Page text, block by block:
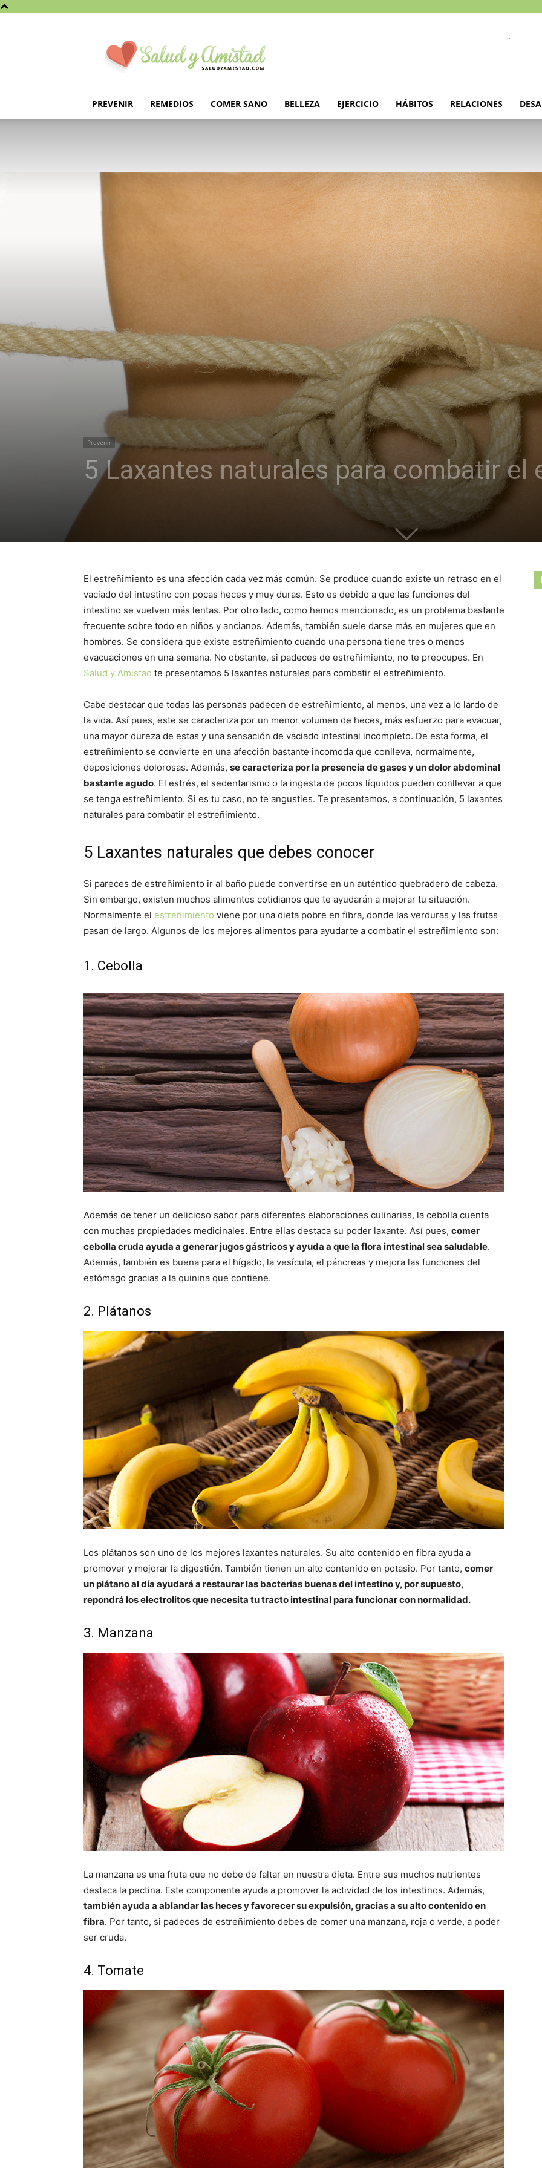
.
PREVENIR REMEDIOS COMER SANO BELLEZA EJERCICIO HÁBITOS RELACIONES
Prevenir
5 Laxantes naturales para combatir
El estreñimiento es una afección cada vez más común. Se produce cuando existe un retraso en el
vaciado del intestino con pocas heces y muy duras. Esto es debido a que las funciones del
intestino se vuelven más lentas. Por otro lado, como hemos mencionado, es un problema bastante
frecuente sobre todo en niños y ancianos. Además, también suele darse más en mujeres que en
hombres. Se considera que existe estreñimiento cuando una persona tiene tres o menos
evacuaciones en una semana. No obstante, si padeces de estreñimiento, no te preocupes. En
Salud y Amistad te presentamos 5 laxantes naturales para combatir el estreñimiento.
Cabe destacar que todas las personas padecen de estreñimiento, al menos, una vez a lo lardo de
la vida. Así pues, este se caracteriza por un menor volumen de heces, más esfuerzo para evacuar,
una mayor dureza de estas y una sensación de vaciado intestinal incompleto. De esta forma, el
estreñimiento se convierte en una afección bastante incomoda que conlleva, normalmente,
deposiciones dolorosas. Además, se caracteriza por la presencia de gases y un dolor abdominal
bastante agudo. El estrés, el sedentarismo o la ingesta de pocos líquidos pueden conllevar a que
se tenga estreñimiento. Si es tu caso, no te angusties. Te presentamos, a continuación, 5 laxantes
naturales para combatir el estreñimiento.
5 Laxantes naturales que debes conocer
Si pareces de estreñimiento ir al baño puede convertirse en un auténtico quebradero de cabeza.
Sin embargo, existen muchos alimentos cotidianos que te ayudarán a mejorar tu situación.
Normalmente el estreñimiento viene por una dieta pobre en fibra, donde las verduras y las frutas
pasan de largo. Algunos de los mejores alimentos para ayudarte a combatir el estreñimiento son:
1. Cebolla
Además de tener un delicioso sabor para diferentes elaboraciones culinarias, la cebolla cuenta
con muchas propiedades medicinales. Entre ellas destaca su poder laxante. Así pues, comer
cebolla cruda ayuda a generar jugos gástricos y ayuda a que la flora intestinal sea saludable.
Además, también es buena para el hígado, la vesícula, el páncreas y mejora las funciones del
estómago gracias a la quinina que contiene.
2. Plátanos
Los plátanos son uno de los mejores laxantes naturales. Su alto contenido en fibra ayuda a
promover y mejorar la digestión. También tienen un alto contenido en potasio. Por tanto, comer
un plátano al día ayudará a restaurar las bacterias buenas del intestino y, por supuesto,
repondrá los electrolitos que necesita tu tracto intestinal para funcionar con normalidad.
3. Manzana
La manzana es una fruta que no debe de faltar en nuestra dieta. Entre sus muchos nutrientes
destaca la pectina. Este componente ayuda a promover la actividad de los intestinos. Además,
también ayuda a ablandar las heces y favorecer su expulsión, gracias a su alto contenido en
fibra. Por tanto, si padeces de estreñimiento debes de comer una manzana, roja o verde, a poder
ser cruda.
4. Tomate